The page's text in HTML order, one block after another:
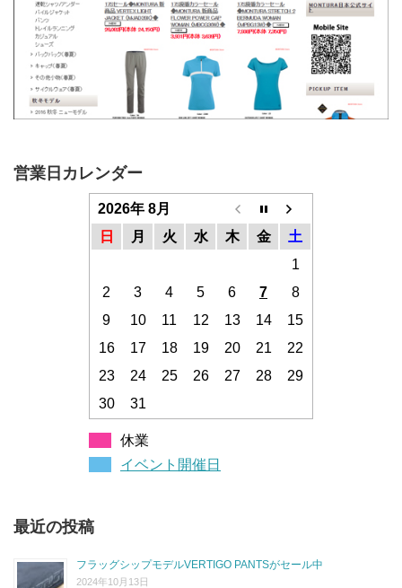
営業日カレンダー
2026年 8月
日
月 火 水 木 金
土
1
2
3 4 5 6 7
8
9
10 11 12 13 14
15
16
17 18 19 20 21
22
23
24 25 26 27 28
29
30
31
休業
イベント開催日
最近の投稿
フラッグシップモデルVERTIGO PANTSがセール中
2024年10月13日